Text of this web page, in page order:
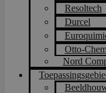
Resoltech
Durcel
Otto-
Nord